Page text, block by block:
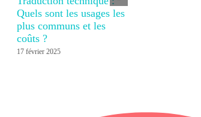
Quels sont les usages les
plus communs et les
coûts ?
17 février 2025